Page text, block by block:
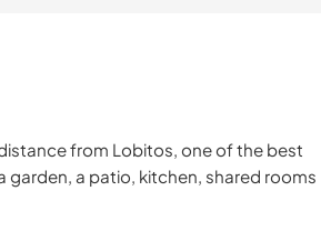
from Lobitos, one of the best
garden, a patio, kitchen, shared rooms